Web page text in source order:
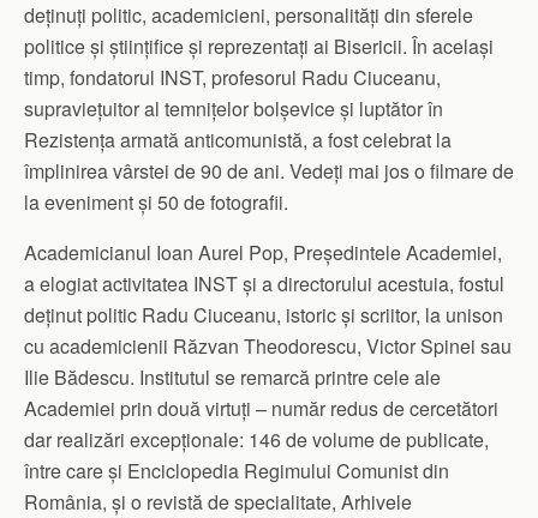
deținuți politic, academicieni, personalități din sferele
politice și științifice și reprezentați ai Bisericii. În același
timp, fondatorul INST, profesorul Radu Ciuceanu,
supraviețuitor al temnițelor bolșevice și luptător în
Rezistența armată anticomunistă, a fost celebrat la
împlinirea vârstei de 90 de ani. Vedeți mai jos o filmare de
la eveniment și 50 de fotografii.
Academicianul Ioan Aurel Pop, Președintele Academiei,
a elogiat activitatea INST și a directorului acestuia, fostul
deținut politic Radu Ciuceanu, istoric și scriitor, la unison
cu academicienii Răzvan Theodorescu, Victor Spinei sau
Ilie Bădescu. Institutul se remarcă printre cele ale
Academiei prin două virtuți – număr redus de cercetători
dar realizări excepționale: 146 de volume de publicate,
între care și Enciclopedia Regimului Comunist din
România, și o revistă de specialitate, Arhivele